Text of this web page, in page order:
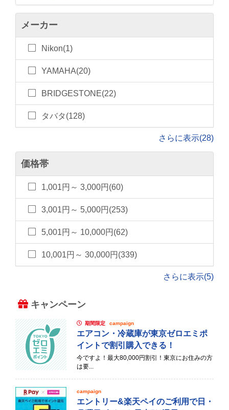
メーカー
Nikon(1)
YAMAHA(20)
BRIDGESTONE(22)
タバタ(128)
さらに表示(28)
価格帯
1,001円～ 3,000円(60)
3,001円～ 5,000円(253)
5,001円～ 10,000円(62)
10,001円～ 30,000円(339)
さらに表示(5)
キャンペーン
期間限定 campaign
エアコン・冷蔵庫が東京ゼロエミポ
イントで割引購入できる！
今ですよ！最大80,000円割引！東京にお住みの方
は要...
campaign
エントリー&楽天ペイのご利用で日・